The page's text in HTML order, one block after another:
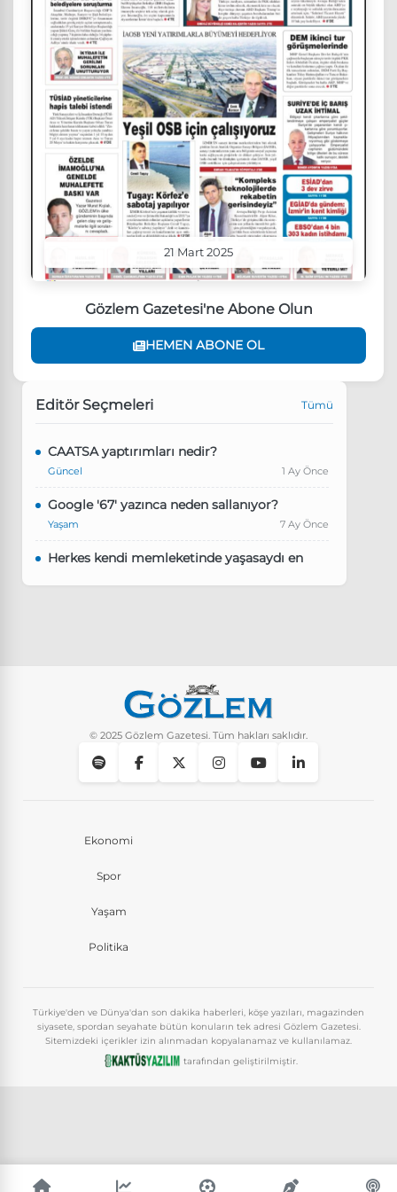
21 Mart 2025
Gözlem Gazetesi'ne Abone Olun
HEMEN ABONE OL
Editör Seçmeleri Tümü
CAATSA yaptırımları nedir?
Güncel 1 Ay Önce
Google '67' yazınca neden sallanıyor?
Yaşam 7 Ay Önce
Herkes kendi memleketinde yaşasaydı en
Instagram’da keşfet nasıl temizlenir?
© 2025 Gözlem Gazetesi. Tüm hakları saklıdır.
Ekonomi
Spor
Yaşam
Politika
Türkiye'den ve Dünya'dan son dakika haberleri, köşe yazıları, magazinden
siyasete, spordan seyahate bütün konuların tek adresi Gözlem Gazetesi.
Sitemizdeki içerikler izin alınmadan kopyalanamaz ve kullanılamaz.
tarafından geliştirilmiştir.